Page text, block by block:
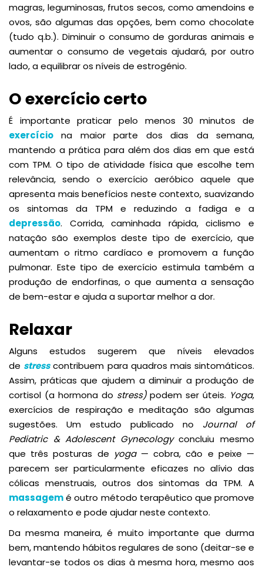
magras, leguminosas, frutos secos, como amendoins e
ovos, são algumas das opções, bem como chocolate
(tudo q.b.). Diminuir o consumo de gorduras animais e
aumentar o consumo de vegetais ajudará, por outro
lado, a equilibrar os níveis de estrogénio.
O exercício certo
É importante praticar pelo menos 30 minutos de
exercício na maior parte dos dias da semana,
mantendo a prática para além dos dias em que está
com TPM. O tipo de atividade física que escolhe tem
relevância, sendo o exercício aeróbico aquele que
apresenta mais benefícios neste contexto, suavizando
os sintomas da TPM e reduzindo a fadiga e a
depressão. Corrida, caminhada rápida, ciclismo e
natação são exemplos deste tipo de exercício, que
aumentam o ritmo cardíaco e promovem a função
pulmonar. Este tipo de exercício estimula também a
produção de endorfinas, o que aumenta a sensação
de bem-estar e ajuda a suportar melhor a dor.
Relaxar
Alguns estudos sugerem que níveis elevados
de stress contribuem para quadros mais sintomáticos.
Assim, práticas que ajudem a diminuir a produção de
cortisol (a hormona do stress)podem ser úteis. Yoga,
exercícios de respiração e meditação são algumas
sugestões. Um estudo publicado no Journal of
Pediatric & Adolescent Gynecologyconcluiu mesmo
que três posturas de yoga — cobra, cão e peixe —
parecem ser particularmente eficazes no alívio das
cólicas menstruais, outros dos sintomas da TPM. A
massagemé outro método terapêutico que promove
o relaxamento e pode ajudar neste contexto.
Da mesma maneira, é muito importante que durma
bem, mantendo hábitos regulares de sono (deitar-se e
levantar-se todos os dias à mesma hora, mesmo aos